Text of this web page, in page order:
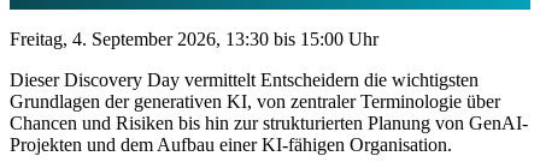
Freitag, 4. September 2026, 13:30 bis 15:00 Uhr
Dieser Discovery Day vermittelt Entscheidern die wichtigsten
Grundlagen der generativen KI, von zentraler Terminologie über
Chancen und Risiken bis hin zur strukturierten Planung von GenAI-
Projekten und dem Aufbau einer KI-fähigen Organisation.